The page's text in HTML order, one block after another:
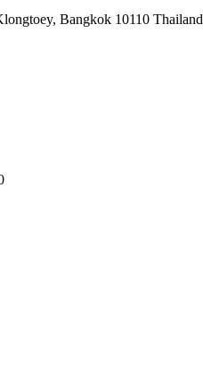
Bangkok 10110 Thailand